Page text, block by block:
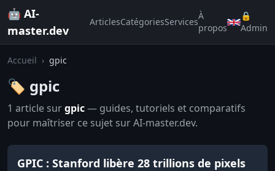
🤖 AI-
master.dev
ArticlesCatégoriesServices
À
propos
🔒
Admin
Accueil › gpic
🏷️ gpic
1 article surgpic— guides, tutoriels et comparatifs
pour maîtriser ce sujet sur AI-master.dev.
GPIC : Stanford libère 28 trillions de pixels